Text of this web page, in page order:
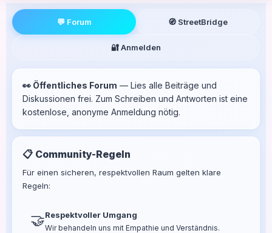
💬 Forum 🧭 StreetBridge
🔐 Anmelden
👀 Öffentliches Forum — Lies alle Beiträge und
Diskussionen frei. Zum Schreiben und Antworten ist eine
kostenlose, anonyme Anmeldung nötig.
📋 Community-Regeln
Für einen sicheren, respektvollen Raum gelten klare
Regeln:
🤝Respektvoller Umgang
Wir behandeln uns mit Empathie und Verständnis.